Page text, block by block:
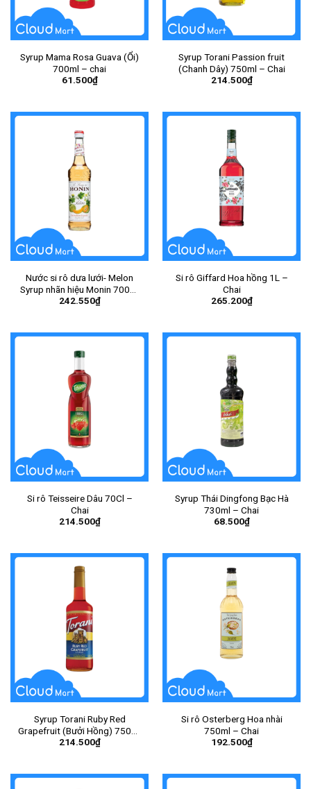
Syrup Mama Rosa Guava (Ổi)
700ml – chai
61.500₫
Syrup Torani Passion fruit
(Chanh Dây) 750ml – Chai
214.500₫
Nước si rô dưa lưới- Melon
Syrup nhãn hiệu Monin 700ml
– Chai
242.550₫
Si rô Giffard Hoa hồng 1L –
Chai
265.200₫
Si rô Teisseire Dâu 70Cl –
Chai
214.500₫
Syrup Thái Dingfong Bạc Hà
730ml – Chai
68.500₫
Syrup Torani Ruby Red
Grapefruit (Bưởi Hồng) 750ml
– Chai
214.500₫
Si rô Osterberg Hoa nhài
750ml – Chai
192.500₫